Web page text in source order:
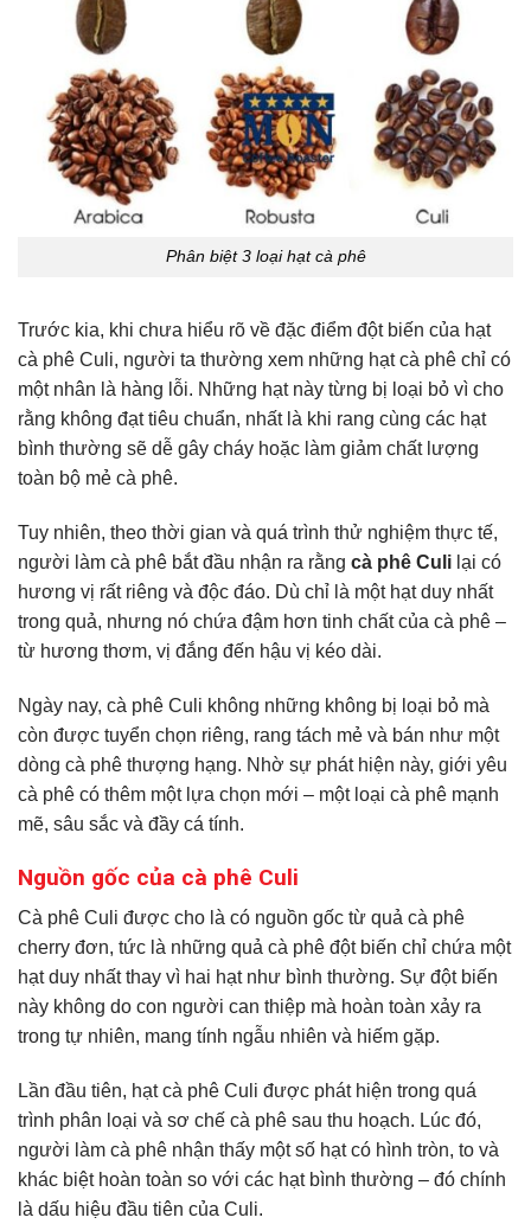
Phân biệt 3 loại hạt cà phê
Trước kia, khi chưa hiểu rõ về đặc điểm đột biến của hạt
cà phê Culi, người ta thường xem những hạt cà phê chỉ có
một nhân là hàng lỗi. Những hạt này từng bị loại bỏ vì cho
rằng không đạt tiêu chuẩn, nhất là khi rang cùng các hạt
bình thường sẽ dễ gây cháy hoặc làm giảm chất lượng
toàn bộ mẻ cà phê.
Tuy nhiên, theo thời gian và quá trình thử nghiệm thực tế,
người làm cà phê bắt đầu nhận ra rằng cà phê Culi lại có
hương vị rất riêng và độc đáo. Dù chỉ là một hạt duy nhất
trong quả, nhưng nó chứa đậm hơn tinh chất của cà phê –
từ hương thơm, vị đắng đến hậu vị kéo dài.
Ngày nay, cà phê Culi không những không bị loại bỏ mà
còn được tuyển chọn riêng, rang tách mẻ và bán như một
dòng cà phê thượng hạng. Nhờ sự phát hiện này, giới yêu
cà phê có thêm một lựa chọn mới – một loại cà phê mạnh
mẽ, sâu sắc và đầy cá tính.
Nguồn gốc của cà phê Culi
Cà phê Culi được cho là có nguồn gốc từ quả cà phê
cherry đơn, tức là những quả cà phê đột biến chỉ chứa một
hạt duy nhất thay vì hai hạt như bình thường. Sự đột biến
này không do con người can thiệp mà hoàn toàn xảy ra
trong tự nhiên, mang tính ngẫu nhiên và hiếm gặp.
Lần đầu tiên, hạt cà phê Culi được phát hiện trong quá
trình phân loại và sơ chế cà phê sau thu hoạch. Lúc đó,
người làm cà phê nhận thấy một số hạt có hình tròn, to và
khác biệt hoàn toàn so với các hạt bình thường – đó chính
là dấu hiệu đầu tiên của Culi.